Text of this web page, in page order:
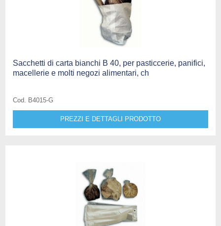
Sacchetti di carta bianchi B 40, per pasticcerie, panifici,
macellerie e molti negozi alimentari, ch
Cod. B4015-G
PREZZI E DETTAGLI PRODOTTO